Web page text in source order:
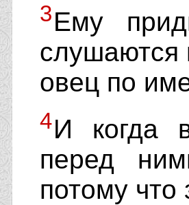
3Ему
слушаются
овец по
4И когда
перед
потому что